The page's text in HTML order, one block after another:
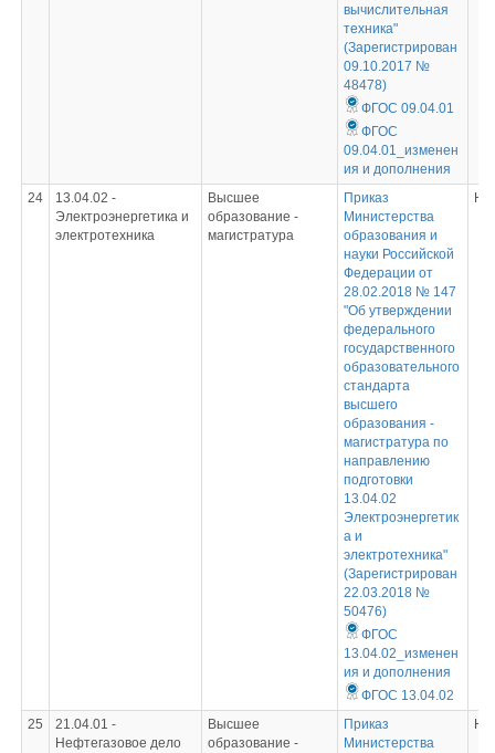
вычислительная
техника"
(Зарегистрирован
09.10.2017 №
48478)
ФГОС 09.04.01
ФГОС
09.04.01_изменен
ия и дополнения
24
13.04.02 -
Электроэнергетика и
электротехника
Высшее
образование -
магистратура
Приказ
Министерства
образования и
науки Российской
Федерации от
28.02.2018 № 147
"Об утверждении
федерального
государственного
образовательного
стандарта
высшего
образования -
магистратура по
направлению
подготовки
13.04.02
Электроэнергетик
а и
электротехника"
(Зарегистрирован
22.03.2018 №
50476)
ФГОС
13.04.02_изменен
ия и дополнения
ФГОС 13.04.02
Не
25
21.04.01 -
Нефтегазовое дело
Высшее
образование -
Приказ
Министерства
Не